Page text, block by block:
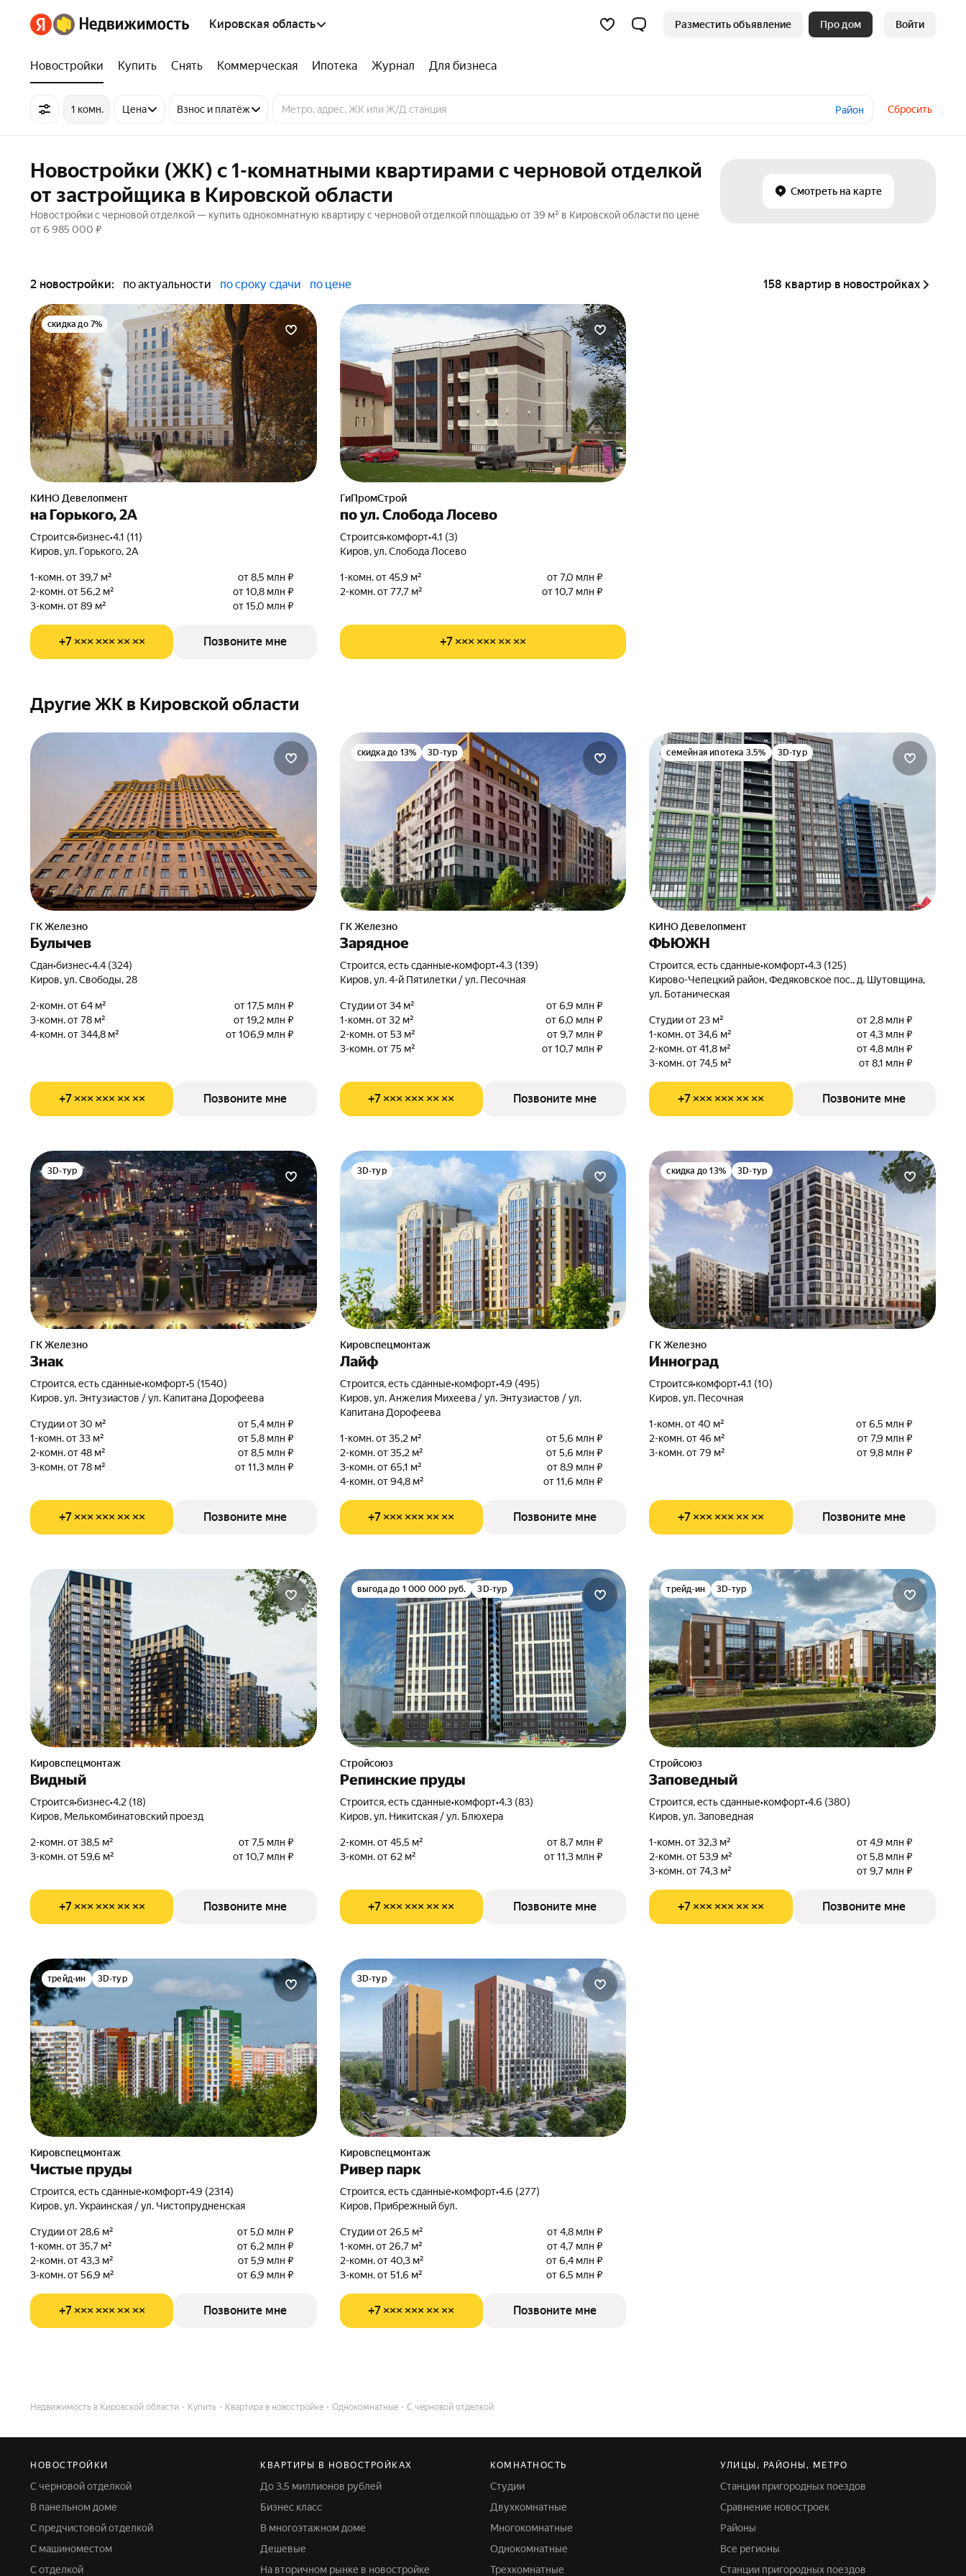
Кировская область Разместить объявление Про дом Войти
Новостройки Купить Снять Коммерческая Ипотека Журнал Для бизнеса
1 комн. Цена Взнос и платёж Район Сбросить
Новостройки (ЖК) с 1-комнатными квартирами с черновой отделкой
от застройщика в Кировской области
Новостройки с черновой отделкой — купить однокомнатную квартиру с черновой отделкой площадью от 39 м² в Кировской области по цене
от 6 985 000 ₽
Смотреть на карте
2 новостройки: по актуальности по сроку сдачи по цене 158 квартир в новостройках
скидка до 7%
КИНО Девелопмент
на Горького, 2А
Строится•бизнес•4.1 (11)
Киров, ул. Горького, 2А
1-комн. от 39,7 м²
от 8,5 млн ₽
2-комн. от 56,2 м²
от 10,8 млн ₽
3-комн. от 89 м²
от 15,0 млн ₽
+7 ××× ××× ×× ×× Позвоните мне
ГиПромСтрой
по ул. Слобода Лосево
Строится•комфорт•4.1 (3)
Киров, ул. Слобода Лосево
1-комн. от 45,9 м²
от 7,0 млн ₽
2-комн. от 77,7 м²
от 10,7 млн ₽
+7 ××× ××× ×× ××
Другие ЖК в Кировской области
ГК Железно
Булычев
Сдан•бизнес•4.4 (324)
Киров, ул. Свободы, 28
2-комн. от 64 м²
от 17,5 млн ₽
3-комн. от 78 м²
от 19,2 млн ₽
4-комн. от 344,8 м²
от 106,9 млн ₽
+7 ××× ××× ×× ×× Позвоните мне
скидка до 13% 3D-тур
ГК Железно
Зарядное
Строится, есть сданные•комфорт•4.3 (139)
Киров, ул. 4-й Пятилетки / ул. Песочная
Студии от 34 м²
от 6,9 млн ₽
1-комн. от 32 м²
от 6,0 млн ₽
2-комн. от 53 м²
от 9,7 млн ₽
3-комн. от 75 м²
от 10,7 млн ₽
+7 ××× ××× ×× ×× Позвоните мне
семейная ипотека 3.5% 3D-тур
КИНО Девелопмент
ФЬЮЖН
Строится, есть сданные•комфорт•4.3 (125)
Кирово-Чепецкий район, Федяковское пос., д. Шутовщина,
ул. Ботаническая
Студии от 23 м²
от 2,8 млн ₽
1-комн. от 34,6 м²
от 4,3 млн ₽
2-комн. от 41,8 м²
от 4,8 млн ₽
3-комн. от 74,5 м²
от 8,1 млн ₽
+7 ××× ××× ×× ×× Позвоните мне
3D-тур
ГК Железно
Знак
Строится, есть сданные•комфорт•5 (1540)
Киров, ул. Энтузиастов / ул. Капитана Дорофеева
Студии от 30 м²
от 5,4 млн ₽
1-комн. от 33 м²
от 5,8 млн ₽
2-комн. от 48 м²
от 8,5 млн ₽
3-комн. от 78 м²
от 11,3 млн ₽
+7 ××× ××× ×× ×× Позвоните мне
3D-тур
Кировспецмонтаж
Лайф
Строится, есть сданные•комфорт•4.9 (495)
Киров, ул. Анжелия Михеева / ул. Энтузиастов / ул.
Капитана Дорофеева
1-комн. от 35,2 м²
от 5,6 млн ₽
2-комн. от 35,2 м²
от 5,6 млн ₽
3-комн. от 65,1 м²
от 8,9 млн ₽
4-комн. от 94,8 м²
от 11,6 млн ₽
+7 ××× ××× ×× ×× Позвоните мне
скидка до 13% 3D-тур
ГК Железно
Инноград
Строится•комфорт•4.1 (10)
Киров, ул. Песочная
1-комн. от 40 м²
от 6,5 млн ₽
2-комн. от 46 м²
от 7,9 млн ₽
3-комн. от 79 м²
от 9,8 млн ₽
+7 ××× ××× ×× ×× Позвоните мне
Кировспецмонтаж
Видный
Строится•бизнес•4.2 (18)
Киров, Мелькомбинатовский проезд
2-комн. от 38,5 м²
от 7,5 млн ₽
3-комн. от 59,6 м²
от 10,7 млн ₽
+7 ××× ××× ×× ×× Позвоните мне
выгода до 1 000 000 руб. 3D-тур
Стройсоюз
Репинские пруды
Строится, есть сданные•комфорт•4.3 (83)
Киров, ул. Никитская / ул. Блюхера
2-комн. от 45,5 м²
от 8,7 млн ₽
3-комн. от 62 м²
от 11,3 млн ₽
+7 ××× ××× ×× ×× Позвоните мне
трейд-ин 3D-тур
Стройсоюз
Заповедный
Строится, есть сданные•комфорт•4.6 (380)
Киров, ул. Заповедная
1-комн. от 32,3 м²
от 4,9 млн ₽
2-комн. от 53,9 м²
от 5,8 млн ₽
3-комн. от 74,3 м²
от 9,7 млн ₽
+7 ××× ××× ×× ×× Позвоните мне
трейд-ин 3D-тур
Кировспецмонтаж
Чистые пруды
Строится, есть сданные•комфорт•4.9 (2314)
Киров, ул. Украинская / ул. Чистопрудненская
Студии от 28,6 м²
от 5,0 млн ₽
1-комн. от 35,7 м²
от 6,2 млн ₽
2-комн. от 43,3 м²
от 5,9 млн ₽
3-комн. от 56,9 м²
от 6,9 млн ₽
+7 ××× ××× ×× ×× Позвоните мне
3D-тур
Кировспецмонтаж
Ривер парк
Строится, есть сданные•комфорт•4.6 (277)
Киров, Прибрежный бул.
Студии от 26,5 м²
от 4,8 млн ₽
1-комн. от 26,7 м²
от 4,7 млн ₽
2-комн. от 40,3 м²
от 6,4 млн ₽
3-комн. от 51,6 м²
от 6,5 млн ₽
+7 ××× ××× ×× ×× Позвоните мне
Недвижимость в Кировской области Купить Квартира в новостройке Однокомнатные С черновой отделкой
НОВОСТРОЙКИ
С черновой отделкой
В панельном доме
С предчистовой отделкой
С машиноместом
С отделкой
КВАРТИРЫ В НОВОСТРОЙКАХ
До 3,5 миллионов рублей
Бизнес класс
В многоэтажном доме
Дешевые
На вторичном рынке в новостройке
КОМНАТНОСТЬ
Студии
Двухкомнатные
Многокомнатные
Однокомнатные
Трехкомнатные
УЛИЦЫ, РАЙОНЫ, МЕТРО
Станции пригородных поездов
Сравнение новостроек
Районы
Все регионы
Станции пригородных поездов